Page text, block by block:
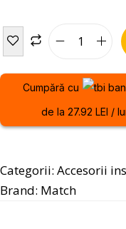
Cumpără cu
de la 27.92 LEI /
Categorii: Accesorii
Brand: Match